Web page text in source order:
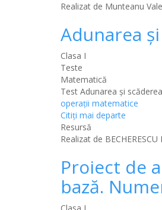
Realizat de Munteanu
Adunarea
Clasa I
Teste
Matematică
Test Adunarea și
operații matematice
Citiţi mai departe
Resursă
Realizat de
Proiect de
bază.